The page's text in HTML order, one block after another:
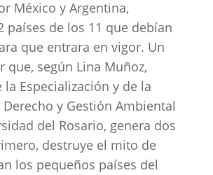
México y Argentina,
países de los 11 que debían
que entrara en vigor. Un
que, según Lina Muñoz,
Especialización y de la
y Gestión Ambiental
del Rosario, genera dos
destruye el mito de
los pequeños países del